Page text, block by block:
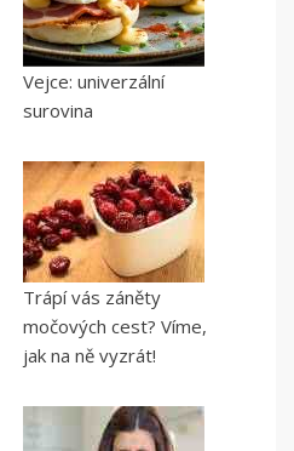
Vejce: univerzální
surovina
Trápí vás záněty
močových cest? Víme,
jak na ně vyzrát!